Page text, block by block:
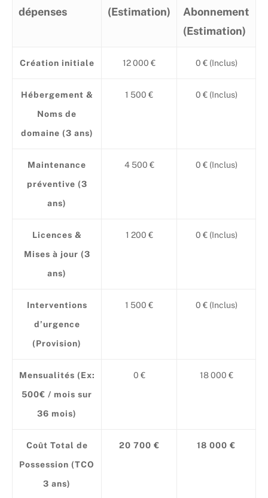
dépenses (Estimation)
Abonnement
(Estimation)
Création initiale 12 000 € 0 € (Inclus)
Hébergement &
Noms de
domaine (3 ans)
1 500 € 0 € (Inclus)
Maintenance
préventive (3
ans)
4 500 € 0 € (Inclus)
Licences &
Mises à jour (3
ans)
1 200 € 0 € (Inclus)
Interventions
d’urgence
(Provision)
1 500 € 0 € (Inclus)
Mensualités (Ex:
500€ / mois sur
36 mois)
0 € 18 000 €
Coût Total de
Possession (TCO
3 ans)
20 700 € 18 000 €